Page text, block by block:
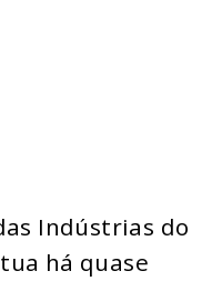
Indústrias do
há quase